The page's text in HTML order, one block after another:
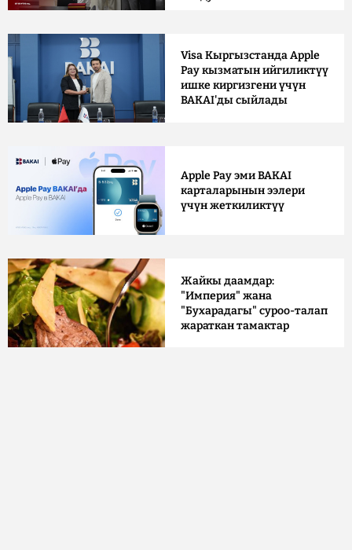
Visa Кыргызстанда Apple
Pay кызматын ийгиликтүү
ишке киргизгени үчүн
BAKAI'ды сыйлады
Apple Pay эми BAKAI
карталарынын ээлери
үчүн жеткиликтүү
Жайкы даамдар:
"Империя" жана
"Бухарадагы" суроо-талап
жараткан тамактар